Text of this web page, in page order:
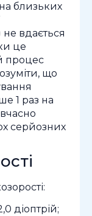
близьких
не вдається
це
процес
що
1 раз на
серйозних
діоптрій;